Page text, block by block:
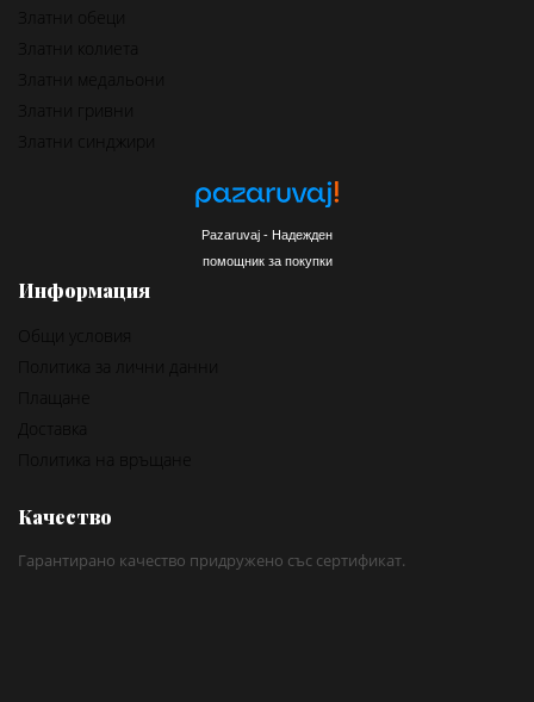
Златни обеци
Златни колиета
Златни медальони
Златни гривни
Златни синджири
Pazaruvaj - Надежден
помощник за покупки
Информация
Общи условия
Политика за лични данни
Плащане
Доставка
Политика на връщане
Качество
Гарантирано качество придружено със сертификат.